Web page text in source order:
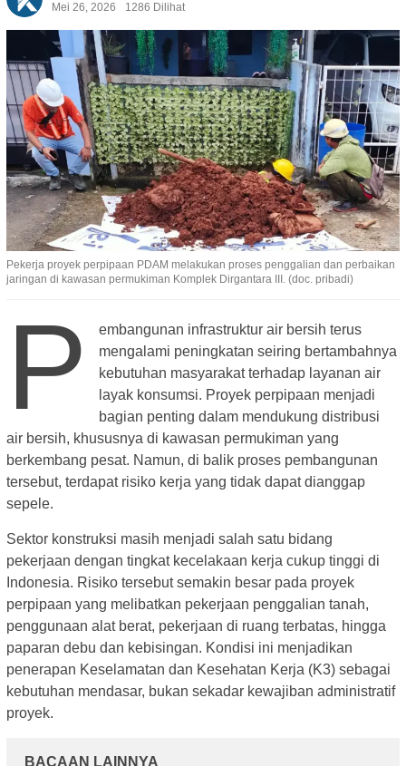
Mei 26, 2026
1286 Dilihat
Pekerja proyek perpipaan PDAM melakukan proses penggalian dan perbaikan
jaringan di kawasan permukiman Komplek Dirgantara III. (doc. pribadi)
P
embangunan infrastruktur air bersih terus
mengalami peningkatan seiring bertambahnya
kebutuhan masyarakat terhadap layanan air
layak konsumsi. Proyek perpipaan menjadi
bagian penting dalam mendukung distribusi
air bersih, khususnya di kawasan permukiman yang
berkembang pesat. Namun, di balik proses pembangunan
tersebut, terdapat risiko kerja yang tidak dapat dianggap
sepele.
Sektor konstruksi masih menjadi salah satu bidang
pekerjaan dengan tingkat kecelakaan kerja cukup tinggi di
Indonesia. Risiko tersebut semakin besar pada proyek
perpipaan yang melibatkan pekerjaan penggalian tanah,
penggunaan alat berat, pekerjaan di ruang terbatas, hingga
paparan debu dan kebisingan. Kondisi ini menjadikan
penerapan Keselamatan dan Kesehatan Kerja (K3) sebagai
kebutuhan mendasar, bukan sekadar kewajiban administratif
proyek.
BACAAN LAINNYA